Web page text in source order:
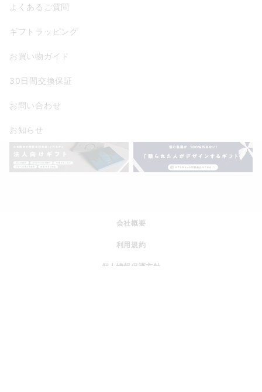
よくあるご質問
ギフトラッピング
お買い物ガイド
30日間交換保証
お問い合わせ
お知らせ
会社概要
利用規約
個人情報保護方針